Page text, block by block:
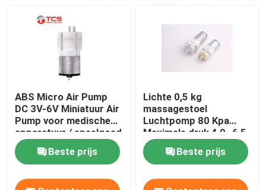
ABS Micro Air Pump
DC 3V-6V Miniatuur Air
Pump voor medische
apparatuur / speelgoed
Beste prijs
Lichte 0,5 kg
massagestoel
Luchtpomp 80 Kpa
Maximale druk 4,0~6,5
L/min
Beste prijs